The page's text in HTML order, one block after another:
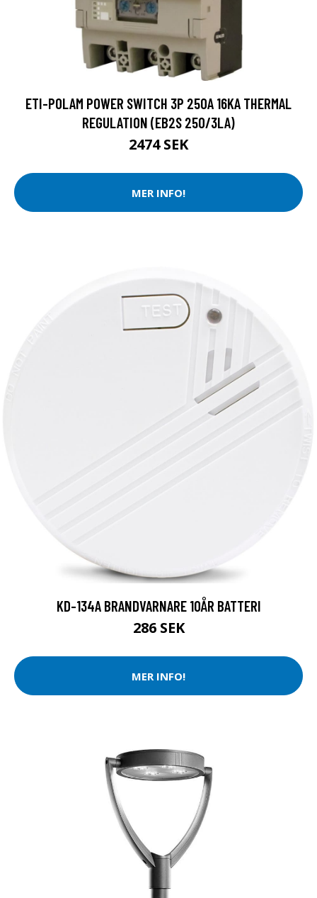
ETI-POLAM POWER SWITCH 3P 250A 16KA THERMAL
REGULATION (EB2S 250/3LA)
2474 SEK
MER INFO!
KD-134A BRANDVARNARE 10ÅR BATTERI
286 SEK
MER INFO!